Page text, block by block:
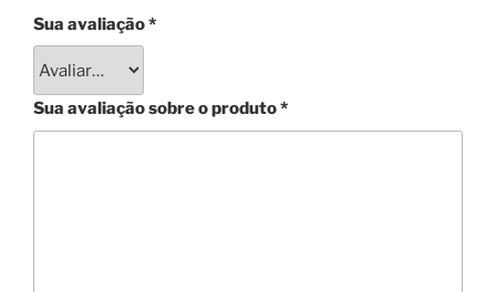
Sua avaliação*
Sua avaliação sobre o produto*